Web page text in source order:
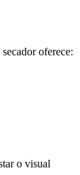
oferece:
o visual